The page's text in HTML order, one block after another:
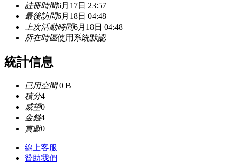
註冊時間6月17日 23:57
最後訪問6月18日 04:48
上次活動時間6月18日 04:48
所在時區使用系統默認
統計信息
已用空間0 B
積分4
威望0
金錢4
貢獻0
線上客服
贊助我們